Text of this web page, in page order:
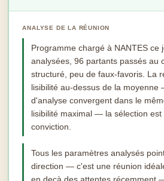
ANALYSE DE LA RÉUNION
Programme chargé à NANTES
analysées, 96 partants passés au
structuré, peu de faux-favoris. La
lisibilité au-dessus de la
d'analyse convergent dans le
lisibilité maximal — la sélection est
conviction.
Tous les paramètres analysés
direction — c'est une réunion